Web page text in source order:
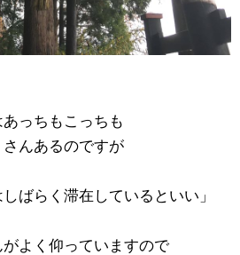
っちもこっちも
んあるのですが
ばらく滞在しているといい」
よく仰っていますので